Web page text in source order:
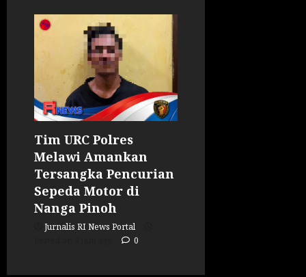
Tim URC Polres
Melawi Amankan
Tersangka Pencurian
Sepeda Motor di
Nanga Pinoh
Jurnalis RI News Portal
0